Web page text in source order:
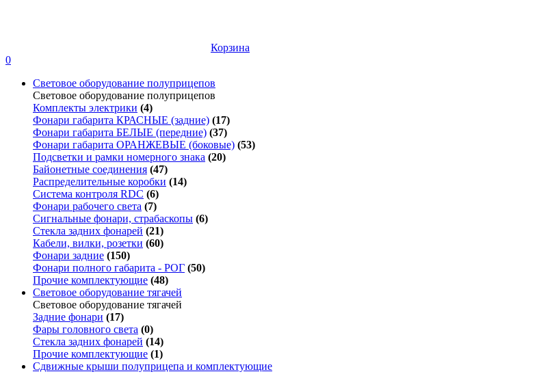
Корзина
0
Световое оборудование полуприцепов
Световое оборудование полуприцепов
Комплекты электрики (4)
Фонари габарита КРАСНЫЕ (задние) (17)
Фонари габарита БЕЛЫЕ (передние) (37)
Фонари габарита ОРАНЖЕВЫЕ (боковые) (53)
Подсветки и рамки номерного знака (20)
Байонетные соединения (47)
Распределительные коробки (14)
Система контроля RDC (6)
Фонари рабочего света (7)
Сигнальные фонари, страбаскопы (6)
Стекла задних фонарей (21)
Кабели, вилки, розетки (60)
Фонари задние (150)
Фонари полного габарита - РОГ (50)
Прочие комплектующие (48)
Световое оборудование тягачей
Световое оборудование тягачей
Задние фонари (17)
Фары головного света (0)
Стекла задних фонарей (14)
Прочие комплектующие (1)
Сдвижные крыши полуприцепа и комплектующие